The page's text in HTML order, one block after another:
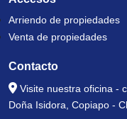
Arriendo de propiedades
Venta de propiedades
Contacto
Visite nuestra oficina -
Doña Isidora, Copiapo -